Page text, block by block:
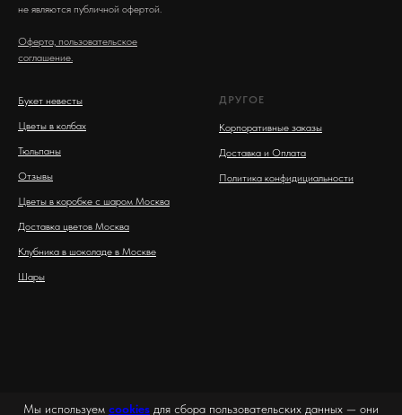
не являются публичной офертой.
Оферта, пользовательское
соглашение.
Букет невесты
Цветы в колбах
Тюльпаны
Отзывы
Цветы в коробке с шаром Москва
Доставка цветов Москва
Клубника в шоколаде в Москве
Шары
ДРУГОЕ
Корпоративные заказы
Доставка и Оплата
Политика конфидициальности
Мы используем cookies для сбора пользовательских данных — они